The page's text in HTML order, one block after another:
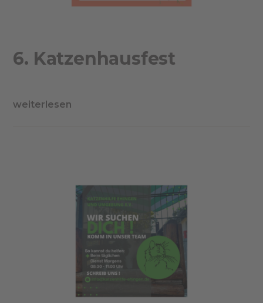
6. Katzenhausfest
weiterlesen